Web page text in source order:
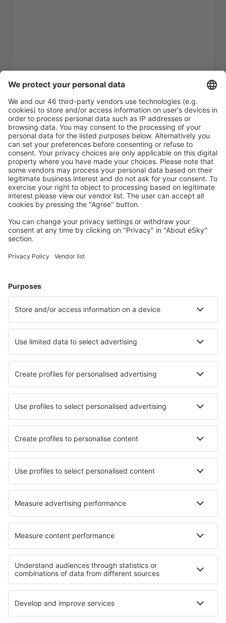
Mailand
Forli Luigi Ridolfi (FRL)
Mailand
Venedig
Elba Marina di Campo (EBA)
Olbia Costa Smeralda (OLB)
Palermo Punta Raisi (PMO)
Brindisi Papola Casale (BDS)
Parma Intl Airport (PMF)
Reggio di Calabria Airport (REG)
Triest Ronchi dei Legionari (TRS)
Salerno-Pontecagnano Airport (QSR)
Venedig
Perugia San Franceso d'Assisi (PEG)
Verona Valerio Catullo Villafranca (VRN)
Trapani Vincenzo Florio (TPS)
Comiso Vincenzo Magliocco (CIY)